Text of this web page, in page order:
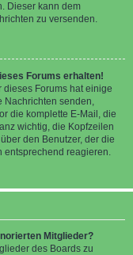
Dieser kann dem
zu versenden.
Forums erhalten!
dieses Forums hat einige
Nachrichten senden,
die komplette E-Mail, die
wichtig, die Kopfzeilen
den Benutzer, der die
entsprechend reagieren.
Mitglieder?
des Boards zu